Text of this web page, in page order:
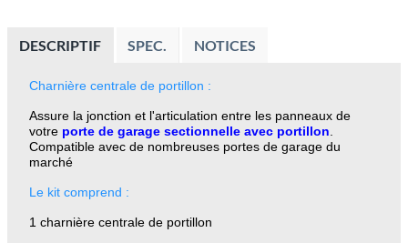
DESCRIPTIF SPEC. NOTICES
Charnière centrale de portillon :
Assure la jonction et l'articulation entre les panneaux de
votre porte de garage sectionnelle avec portillon
Compatible avec de nombreuses portes de garage du
marché
Le kit comprend :
1 charnière centrale de portillon